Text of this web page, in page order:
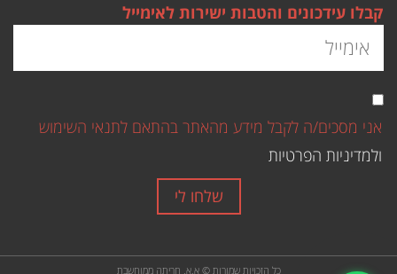
קבלו עידכונים והטבות ישירות לאימייל
אני מסכים/ה לקבל מידע מהאתר בהתאם לתנאי השימוש
ולמדיניות הפרטיות
שלחו לי
כל הזכויות שמורות © א.א. חריתה ממוחשבת